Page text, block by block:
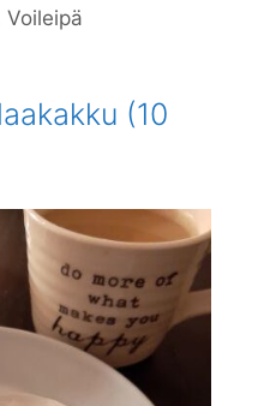
Voileipä
(10